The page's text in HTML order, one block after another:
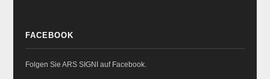
FACEBOOK
Folgen Sie ARS SIGNI auf Facebook.